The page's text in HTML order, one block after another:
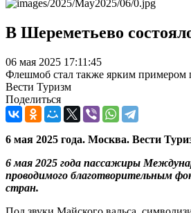
В Шереметьево
06 мая 2025 17:11:45
Флешмоб стал также ярким примером
Вести Туризм
Поделиться
6 мая 2025 года. Москва. Вести
6 мая 2025 года пассажиры
проводимого благотворительным
стран.